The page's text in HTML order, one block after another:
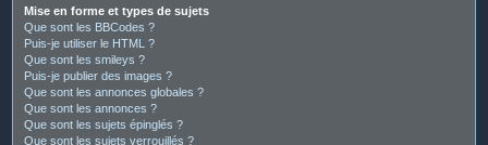
Mise en forme et types de sujets
Que sont les BBCodes ?
Puis-je utiliser le HTML ?
Que sont les smileys ?
Puis-je publier des images ?
Que sont les annonces globales ?
Que sont les annonces ?
Que sont les sujets épinglés ?
Que sont les sujets verrouillés ?